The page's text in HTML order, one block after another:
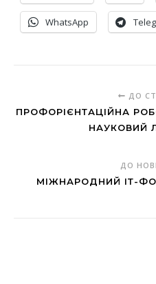
WhatsApp
ДО
ПРОФОРІЄНТАЦІЙНА
НАУКОВИЙ
ДО
МІЖНАРОДНИЙ ІТ-